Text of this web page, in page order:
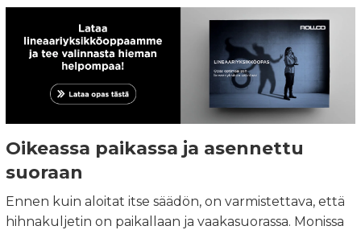
Oikeassa paikassa ja asennettu
suoraan
Ennen kuin aloitat itse säädön, on varmistettava, että
hihnakuljetin on paikallaan ja vaakasuorassa. Monissa